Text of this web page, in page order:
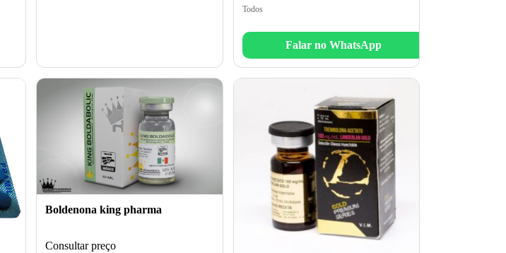
Todos
Falar no WhatsApp
Boldenona king pharma
Consultar preço